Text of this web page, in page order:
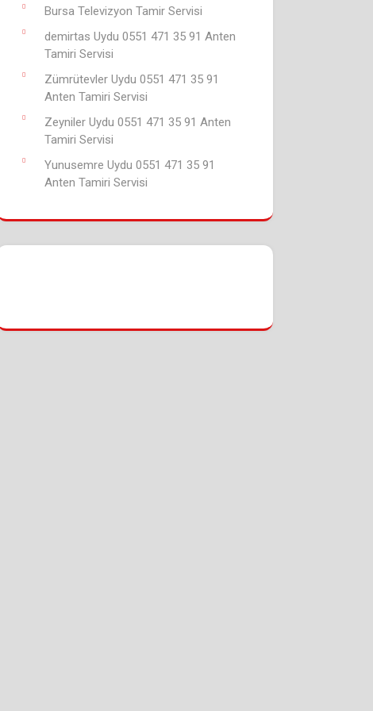
Bursa Televizyon Tamir Servisi
demirtas Uydu 0551 471 35 91 Anten
Tamiri Servisi
Zümrütevler Uydu 0551 471 35 91
Anten Tamiri Servisi
Zeyniler Uydu 0551 471 35 91 Anten
Tamiri Servisi
Yunusemre Uydu 0551 471 35 91
Anten Tamiri Servisi